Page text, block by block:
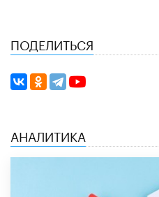
ПОДЕЛИТЬСЯ
АНАЛИТИКА